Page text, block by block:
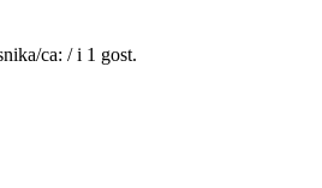
ca: / i 1 gost.